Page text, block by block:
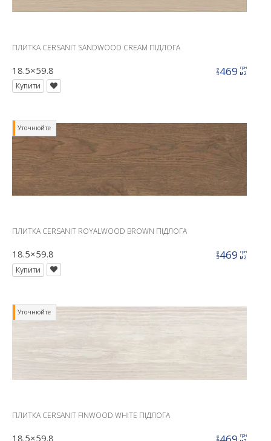
ПЛИТКА CERSANIT SANDWOOD CREAM ПІДЛОГА
18.5×59.8 ціна469 грн
м2
Купити
Уточнюйте
ПЛИТКА CERSANIT ROYALWOOD BROWN ПІДЛОГА
18.5×59.8 ціна469 грн
м2
Купити
Уточнюйте
ПЛИТКА CERSANIT FINWOOD WHITE ПІДЛОГА
18.5×59.8 ціна грн